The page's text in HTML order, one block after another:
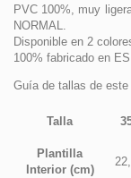
PVC 100%, muy
NORMAL.
Disponible en 2
100% fabricado en
Guía de tallas de
Talla
Plantilla
Interior (cm)